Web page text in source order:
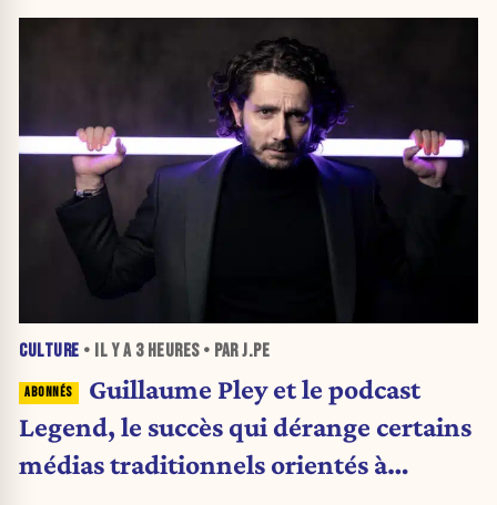
CULTURE • IL Y A 3 HEURES• PAR J.PE
Guillaume Pley et le podcast
Legend, le succès qui dérange certains
médias traditionnels orientés à